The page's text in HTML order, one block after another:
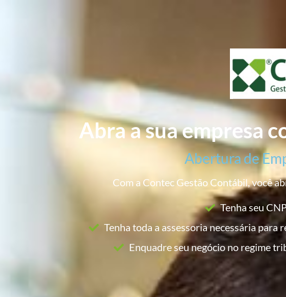
Abra a sua empresa
Abertura de
Com a Contec Gestão Contábil, você
Tenha seu
Tenha toda a assessoria necessária
Enquadre seu negócio no regime